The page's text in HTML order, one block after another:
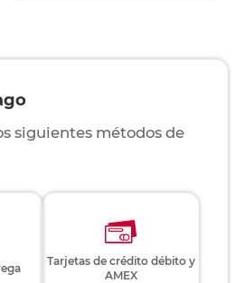
siguientes métodos de
Tarjetas de crédito débito y
AMEX